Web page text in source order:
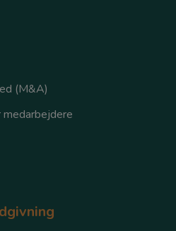
(M&A)
medarbejdere